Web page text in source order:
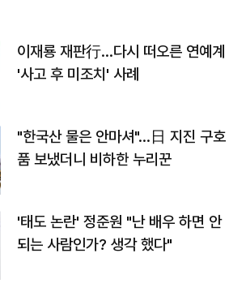
이재룡 재판行…다시 떠오른 연예계
'사고 후 미조치' 사례
"한국산 물은 안마셔"…日 지진 구호
품 보냈더니 비하한 누리꾼
'태도 논란' 정준원 "난 배우 하면 안
되는 사람인가? 생각 했다"